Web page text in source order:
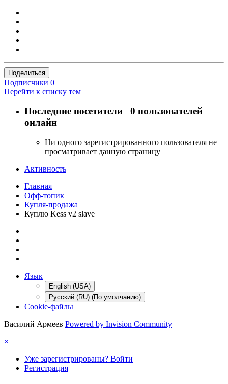
Поделиться
Подписчики 0
Перейти к списку тем
Последние посетители 0 пользователей
онлайн
Ни одного зарегистрированного пользователя не
просматривает данную страницу
Активность
Главная
Офф-топик
Купля-продажа
Куплю Kess v2 slave
Язык
English (USA)
Русский (RU) (По умолчанию)
Cookie-файлы
Василий Армеев Powered by Invision Community
×
Уже зарегистрированы? Войти
Регистрация